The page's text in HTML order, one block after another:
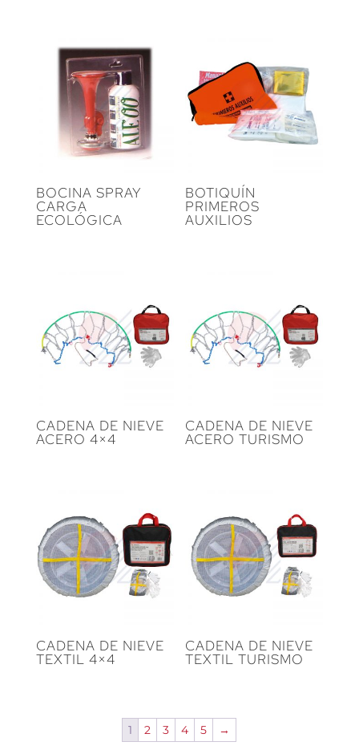
BOCINA SPRAY
CARGA
ECOLÓGICA
BOTIQUÍN
PRIMEROS
AUXILIOS
CADENA DE NIEVE
ACERO 4×4
CADENA DE NIEVE
ACERO TURISMO
CADENA DE NIEVE
TEXTIL 4×4
CADENA DE NIEVE
TEXTIL TURISMO
1 2 3 4 5 →